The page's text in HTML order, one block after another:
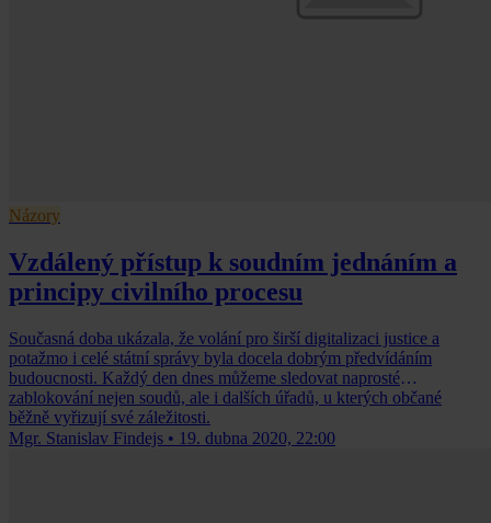
Názory
Vzdálený přístup k soudním jednáním a
principy civilního procesu
Současná doba ukázala, že volání pro širší digitalizaci justice a
potažmo i celé státní správy byla docela dobrým předvídáním
budoucnosti. Každý den dnes můžeme sledovat naprosté
zablokování nejen soudů, ale i dalších úřadů, u kterých občané
běžně vyřizují své záležitosti.
Mgr. Stanislav Findejs • 19. dubna 2020, 22:00